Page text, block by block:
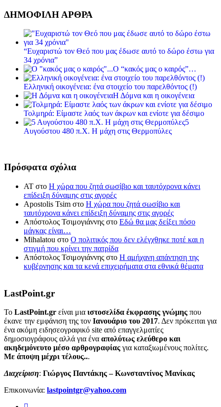
ΔΗΜΟΦΙΛΗ ΑΡΘΡΑ
“Ευχαριστώ τον Θεό που μας έδωσε αυτό το δώρο έστω για
34 χρόνια”
Ο “κακός μας ο καιρός”…
Ελληνική οικογένεια: ένα στοιχείο του παρελθόντος (!)
Η Δόμνα και η οικογένεια
Τολμηρά: Είμαστε λαός των άκρων και ενίοτε για δέσιμο
5
Αυγούστου 480 π.Χ. Η μάχη στις Θερμοπύλες
Πρόσφατα σχόλια
ΑΤ στο Η χώρα που ζητά σωσίβιο και ταυτόχρονα κάνει
επίδειξη δύναμης στις αγορές
Apostolis Tsim στο Η χώρα που ζητά σωσίβιο και
ταυτόχρονα κάνει επίδειξη δύναμης στις αγορές
Απόστολος Τσιμογιάννης στο Εδώ θα μας δείξει πόσο
μάγκας είναι…
Mihalatou στο Ο πολιτικός που δεν ελέγχθηκε ποτέ και η
στιγμή που κρίνει την πατρίδα
Απόστολος Τσιμογιάννης στο Η αμήχανη απάντηση της
κυβέρνησης και τα κενά επιχειρήματα στα εθνικά θέματα
LastPoint.gr
To LastPoint.gr είναι μια ιστοσελίδα έκφρασης γνώμης που
έκανε την εμφάνιση της τον Ιανουάριο του 2017. Δεν πρόκειται για
ένα ακόμη ειδησεογραφικό site από επαγγελματίες
δημοσιογράφους αλλά για ένα απολύτως ελεύθερο και
ακηδεμόνευτο μέσο αρθρογραφίας για καταξιωμένους πολίτες.
Με άποψη μέχρι τέλους...
Διαχείριση: Γιώργος Παντάκης – Κωνσταντίνος Μανίκας
Επικοινωνία: lastpointgr@yahoo.com